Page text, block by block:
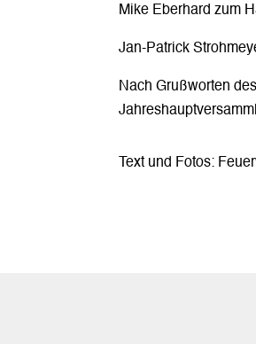
Mike Eberhard zum
Jan-Patrick
Nach Grußworten
Text und Fotos: